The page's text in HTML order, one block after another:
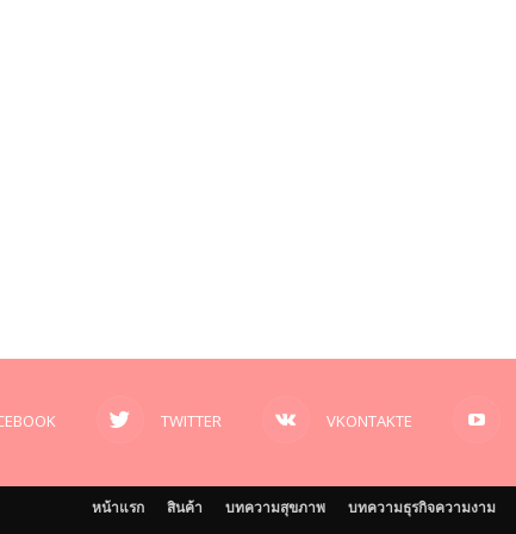
TWITTER VKONTAKTE
หน้าแรก สินค้า บทความสุขภาพ บทความธุรกิจความงาม